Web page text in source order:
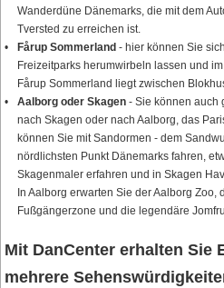
Wanderdüne Dänemarks, die mit dem
Tversted zu erreichen ist.
Fårup Sommerland - hier können Sie
Freizeitparks herumwirbeln lassen und
Fårup Sommerland liegt zwischen
Aalborg oder Skagen - Sie können auch
nach Skagen oder nach Aalborg, das
können Sie mit Sandormen - dem
nördlichsten Punkt Dänemarks fahren,
Skagenmaler erfahren und in Skagen
In Aalborg erwarten Sie der Aalborg Zoo,
Fußgängerzone und die legendäre
Mit DanCenter erhalten Sie
mehrere